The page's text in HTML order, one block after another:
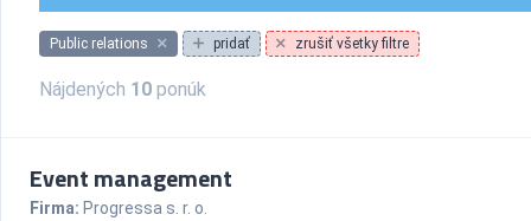
Public relations pridať zrušiť všetky filtre
Nájdených 10 ponúk
Event management
Firma: Progressa s. r. o.